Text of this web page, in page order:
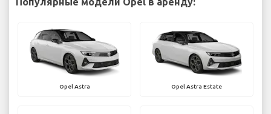
Opel Astra Opel Astra Estate